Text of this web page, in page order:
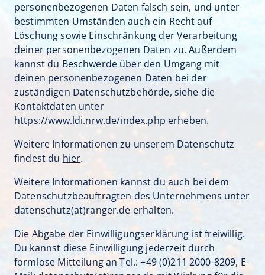
personenbezogenen Daten falsch sein, und unter
bestimmten Umständen auch ein Recht auf
Löschung sowie Einschränkung der Verarbeitung
deiner personenbezogenen Daten zu. Außerdem
kannst du Beschwerde über den Umgang mit
deinen personenbezogenen Daten bei der
zuständigen Datenschutzbehörde, siehe die
Kontaktdaten unter
https://www.ldi.nrw.de/index.php erheben.
Weitere Informationen zu unserem Datenschutz
findest du hier.
Weitere Informationen kannst du auch bei dem
Datenschutzbeauftragten des Unternehmens unter
datenschutz(at)ranger.de erhalten.
Die Abgabe der Einwilligungserklärung ist freiwillig.
Du kannst diese Einwilligung jederzeit durch
formlose Mitteilung an Tel.:+49 (0)211 2000-8209, E-